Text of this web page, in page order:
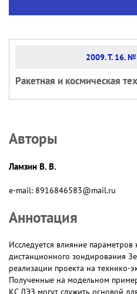
2009. Т. 16.
Ракетная и космическая
Авторы
Ламзин В. В.
e-mail: 8916846583@mail.ru
Аннотация
Исследуется влияние
дистанционного зондирования
реализации проекта на технико-
Полученные на модельном
КС ДЭЗ могут служить основой